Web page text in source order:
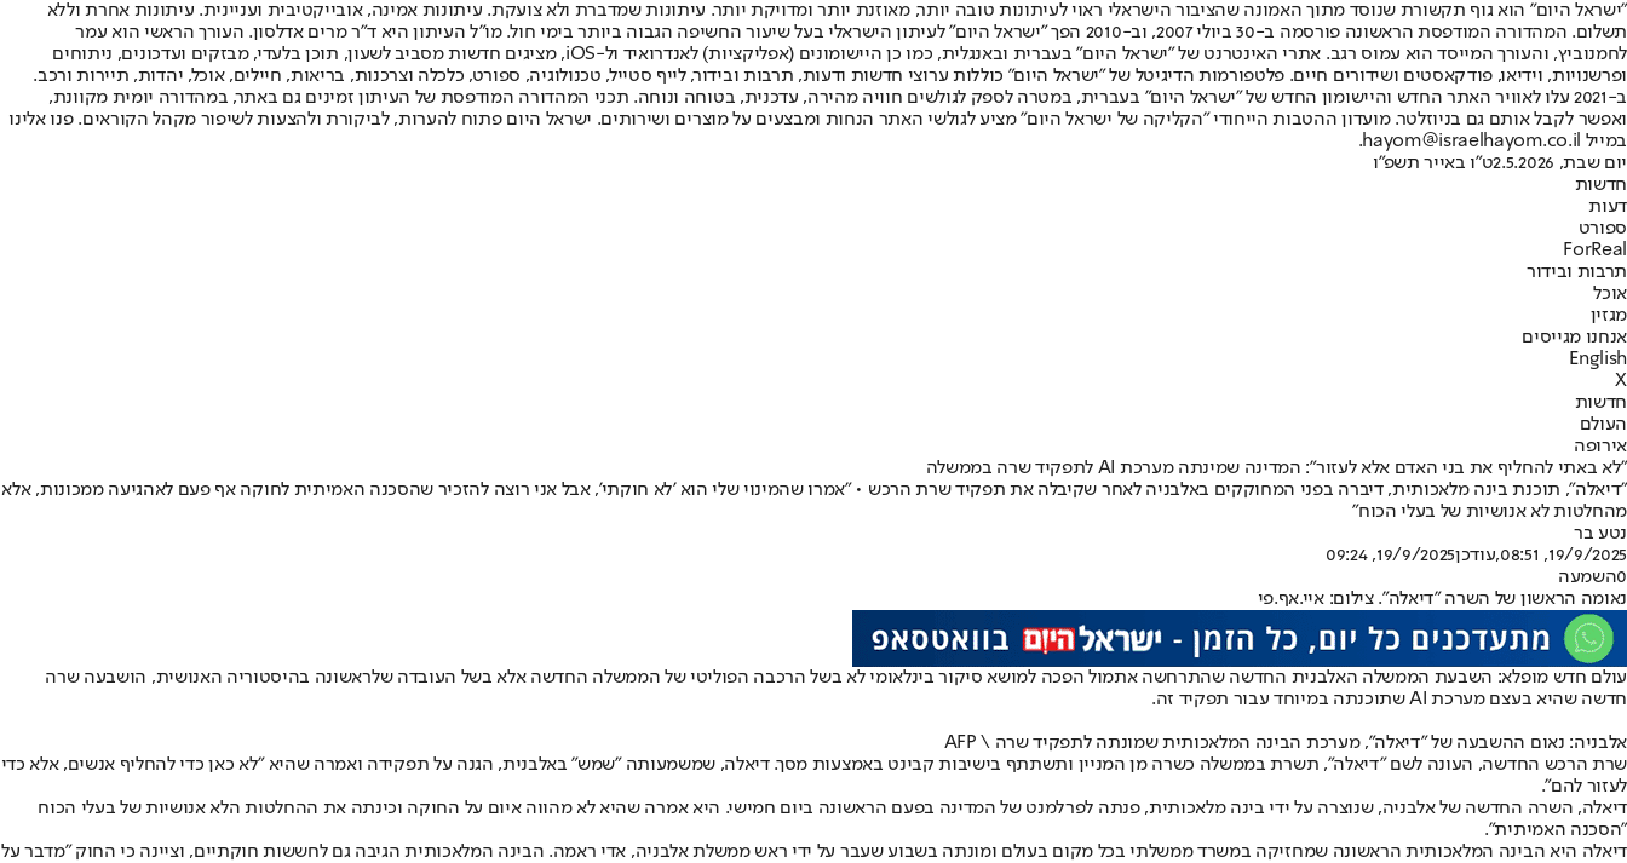
"ישראל היום" הוא גוף תקשורת שנוסד מתוך האמונה שהציבור הישראלי ראוי לעיתונות טובה יותר, מאוזנת יותר ומדויקת יותר. עיתונות שמדברת ולא צועקת. עיתונות אמינה, אובייקטיבית ועניינית. עיתונות אחרת וללא
תשלום. המהדורה המודפסת הראשונה פורסמה ב-30 ביולי 2007, וב-2010 הפך "ישראל היום" לעיתון הישראלי בעל שיעור החשיפה הגבוה ביותר בימי חול. מו"ל העיתון היא ד"ר מרים אדלסון. העורך הראשי הוא עמר
לחמנוביץ, והעורך המייסד הוא עמוס רגב. אתרי האינטרנט של "ישראל היום" בעברית ובאנגלית, כמו כן היישומונים (אפליקציות) לאנדרואיד ול-iOS, מציגים חדשות מסביב לשעון, תוכן בלעדי, מבזקים ועדכונים, ניתוחים
ופרשנויות, וידיאו, פודקאסטים ושידורים חיים. פלטפורמות הדיגיטל של "ישראל היום" כוללות ערוצי חדשות ודעות, תרבות ובידור, לייף סטייל, טכנולוגיה, ספורט, כלכלה וצרכנות, בריאות, חיילים, אוכל, יהדות, תיירות ורכב.
ב-2021 עלו לאוויר האתר החדש והיישומון החדש של "ישראל היום" בעברית, במטרה לספק לגולשים חוויה מהירה, עדכנית, בטוחה ונוחה. תכני המהדורה המודפסת של העיתון זמינים גם באתר, במהדורה יומית מקוונת,
ואפשר לקבל אותם גם בניוזלטר. מועדון ההטבות הייחודי "הקליקה של ישראל היום" מציע לגולשי האתר הנחות ומבצעים על מוצרים ושירותים. ישראל היום פתוח להערות, לביקורת ולהצעות לשיפור מקהל הקוראים. פנו אלינו
במייל hayom@israelhayom.co.il.
יום שבת, 2.5.2026
ט"ו באייר תשפ"ו
חדשות
דעות
ספורט
ForReal
תרבות ובידור
אוכל
מגזין
אנחנו מגייסים
English
X
חדשות
העולם
אירופה
"לא באתי להחליף את בני האדם אלא לעזור": המדינה שמינתה מערכת AI לתפקיד שרה בממשלה
"דיאלה", תוכנת בינה מלאכותית, דיברה בפני המחוקקים באלבניה לאחר שקיבלה את תפקיד שרת הרכש • "אמרו שהמינוי שלי הוא 'לא חוקתי', אבל אני רוצה להזכיר שהסכנה האמיתית לחוקה אף פעם לאהגיעה ממכונות, אלא
מהחלטות לא אנושיות של בעלי הכוח"
נטע בר
19/9/2025, 08:51
,עודכן19/9/2025, 09:24
0השמעה
נאומה הראשון של השרה "דיאלה". צילום: איי.אף.פי
עולם חדש מופלא: השבעת הממשלה האלבנית החדשה שהתרחשה אתמול הפכה למושא סיקור בינלאומי לא בשל הרכבה הפוליטי של הממשלה החדשה אלא בשל העובדה שלראשונה בהיסטוריה האנושית, הושבעה שרה
חדשה שהיא בעצם מערכת AI שתוכנתה במיוחד עבור תפקיד זה.
אלבניה: נאום ההשבעה של "דיאלה", מערכת הבינה המלאכותית שמונתה לתפקיד שרה \ AFP
שרת הרכש החדשה, העונה לשם "דיאלה", תשרת בממשלה כשרה מן המניין ותשתתף בישיבות קבינט באמצעות מסך. דיאלה, שמשמעותה "שמש" באלבנית, הגנה על תפקידה ואמרה שהיא "לא כאן כדי להחליף אנשים, אלא כדי
לעזור להם".
דיאלה, השרה החדשה של אלבניה, שנוצרה על ידי בינה מלאכותית, פנתה לפרלמנט של המדינה בפעם הראשונה ביום חמישי. היא אמרה שהיא לא מהווה איום על החוקה וכינתה את ההחלטות הלא אנושיות של בעלי הכוח
"הסכנה האמיתית".
דיאלה היא הבינה המלאכותית הראשונה שמחזיקה במשרד ממשלתי בכל מקום בעולם ומונתה בשבוע שעבר על ידי ראש ממשלת אלבניה, אדי ראמה. הבינה המלאכותית הגיבה גם לחששות חוקתיים, וציינה כי החוק "מדבר על